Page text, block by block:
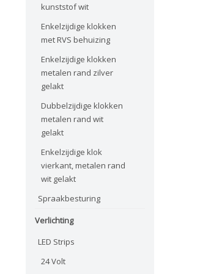
kunststof wit
Enkelzijdige klokken
met RVS behuizing
Enkelzijdige klokken
metalen rand zilver
gelakt
Dubbelzijdige klokken
metalen rand wit
gelakt
Enkelzijdige klok
vierkant, metalen rand
wit gelakt
Spraakbesturing
Verlichting
LED Strips
24 Volt